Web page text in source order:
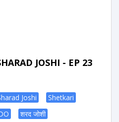
JOSHI - EP 23
Joshi
Shetkari
शरद जोशी